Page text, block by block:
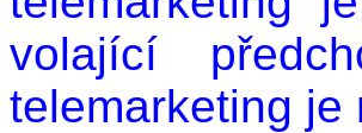
volající
telemarketing je